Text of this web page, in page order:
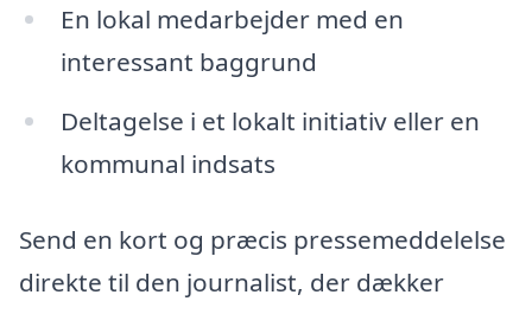
En lokal medarbejder med en
interessant baggrund
Deltagelse i et lokalt initiativ eller en
kommunal indsats
Send en kort og præcis pressemeddelelse
direkte til den journalist, der dækker